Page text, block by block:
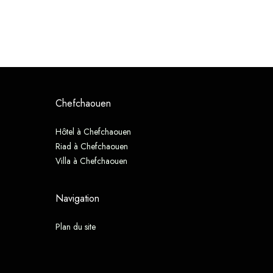
Chefchaouen
Hôtel à Chefchaouen
Riad à Chefchaouen
Villa à Chefchaouen
Navigation
Plan du site